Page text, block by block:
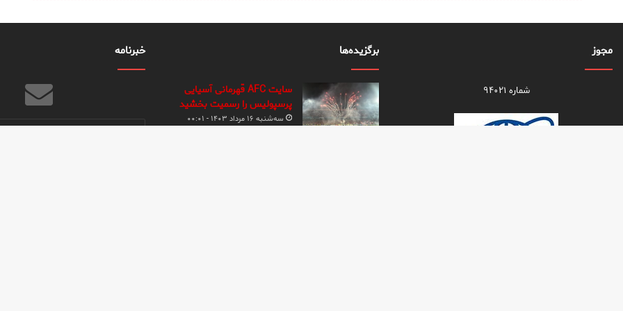
مجوز
شماره ۹۴۰۲۱
برگزیده‌ها
سایت AFC قهرمانی آسیایی
پرسپولیس را رسمیت بخشید
سه‌شنبه ۱۶ مرداد ۱۴۰۳ - ۰۰:۰۱
خبرنامه
آدرس